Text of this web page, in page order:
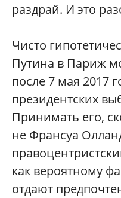
раздрай. И это
Чисто
Путина в Париж
после 7 мая 2017
президентских
Принимать его,
не Франсуа
как вероятному
отдают